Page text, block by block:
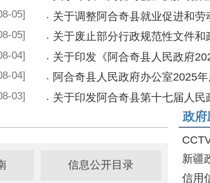
阿合奇县人民政府办公室2025年度法治政府建
信息公开目录
政府应用
CCTV13 微
新疆政务服务 “互
信用信息公示系统（
政
重点
重
市政服务
生